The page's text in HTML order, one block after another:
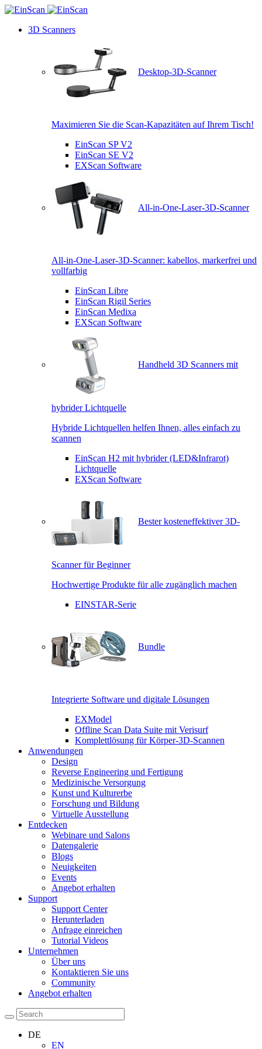
3D Scanners
Desktop-3D-Scanner
Maximieren Sie die Scan-Kapazitäten auf Ihrem Tisch!
EinScan SP V2
EinScan SE V2
EXScan Software
All-in-One-Laser-3D-Scanner
All-in-One-Laser-3D-Scanner: kabellos, markerfrei und
vollfarbig
EinScan Libre
EinScan Rigil Series
EinScan Medixa
EXScan Software
Handheld 3D Scanners mit
hybrider Lichtquelle
Hybride Lichtquellen helfen Ihnen, alles einfach zu
scannen
EinScan H2 mit hybrider (LED&Infrarot)
Lichtquelle
EXScan Software
Bester kosteneffektiver 3D-
Scanner für Beginner
Hochwertige Produkte für alle zugänglich machen
EINSTAR-Serie
Bundle
Integrierte Software und digitale Lösungen
EXModel
Offline Scan Data Suite mit Verisurf
Komplettlösung für Körper-3D-Scannen
Anwendungen
Design
Reverse Engineering und Fertigung
Medizinische Versorgung
Kunst und Kulturerbe
Forschung und Bildung
Virtuelle Ausstellung
Entdecken
Webinare und Salons
Datengalerie
Blogs
Neuigkeiten
Events
Angebot erhalten
Support
Support Center
Herunterladen
Anfrage einreichen
Tutorial Videos
Unternehmen
Über uns
Kontaktieren Sie uns
Community
Angebot erhalten
DE
EN